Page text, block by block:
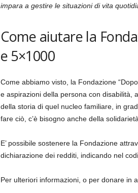
impara a gestire le situazioni di vita
Come aiutare la
e 5×1000
Come abbiamo visto, la Fondazione
e aspirazioni della persona con disabilità,
della storia di quel nucleo familiare, in
fare ciò, c’è bisogno anche della
E’ possibile sostenere la Fondazione
dichiarazione dei redditi, indicando nel
Per ulteriori informazioni, o per donare in